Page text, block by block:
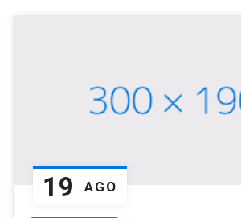
19 AGO